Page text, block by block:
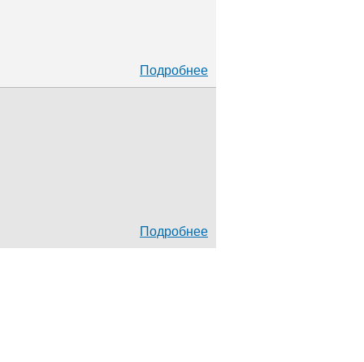
Подробнее
Подробнее